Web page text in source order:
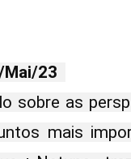
Mai/23
sobre as
mais